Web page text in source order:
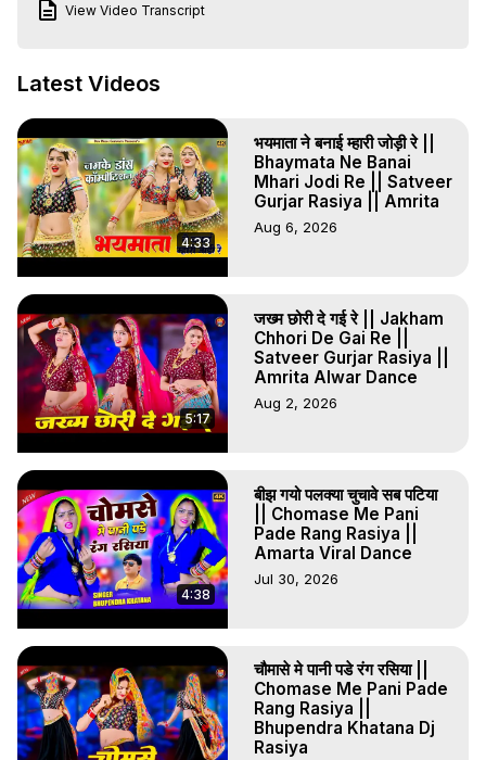
Label - VPSKS Musical RasiYa Pvt Ltd
#oldisgoldsongs
#hitsong
View Video Transcript
Latest Videos
4:33
भयमाता ने बनाई म्हारी जोड़ी रे ||
Bhaymata Ne Banai
Mhari Jodi Re || Satveer
Gurjar Rasiya || Amrita
Aug 6, 2026
5:17
जख्म छोरी दे गई रे || Jakham
Chhori De Gai Re ||
Satveer Gurjar Rasiya ||
Amrita Alwar Dance
Aug 2, 2026
4:38
बीझ गयो पलक्या चुचावे सब पटिया
|| Chomase Me Pani
Pade Rang Rasiya ||
Amarta Viral Dance
Jul 30, 2026
चौमासे मे पानी पडे रंग रसिया ||
Chomase Me Pani Pade
Rang Rasiya ||
Bhupendra Khatana Dj
Rasiya